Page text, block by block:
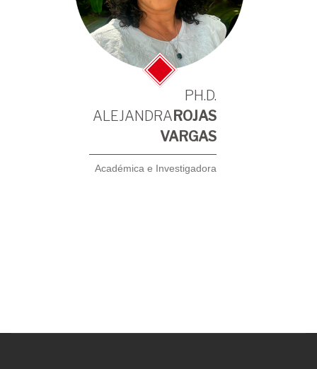
PH.D.
ALEJANDRAROJAS
VARGAS
Académica e Investigadora